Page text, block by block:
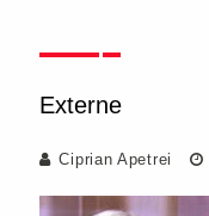
Externe
Ciprian Apetrei